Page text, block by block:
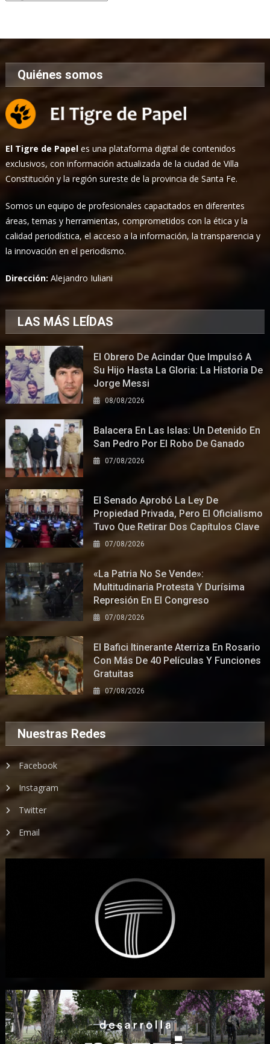
Quiénes somos
El Tigre de Papel es una plataforma digital de contenidos
exclusivos, con información actualizada de la ciudad de Villa
Constitución y la región sureste de la provincia de Santa Fe.
Somos un equipo de profesionales capacitados en diferentes
áreas, temas y herramientas, comprometidos con la ética y la
calidad periodística, el acceso a la información, la transparencia y
la innovación en el periodismo.
Dirección:Alejandro Iuliani
LAS MÁS LEÍDAS
El Obrero De Acindar Que Impulsó A
Su Hijo Hasta La Gloria: La Historia De
Jorge Messi
08/08/2026
Balacera En Las Islas: Un Detenido En
San Pedro Por El Robo De Ganado
07/08/2026
El Senado Aprobó La Ley De
Propiedad Privada, Pero El Oficialismo
Tuvo Que Retirar Dos Capítulos Clave
07/08/2026
«La Patria No Se Vende»:
Multitudinaria Protesta Y Durísima
Represión En El Congreso
07/08/2026
El Bafici Itinerante Aterriza En Rosario
Con Más De 40 Películas Y Funciones
Gratuitas
07/08/2026
Nuestras Redes
Facebook
Instagram
Twitter
Email